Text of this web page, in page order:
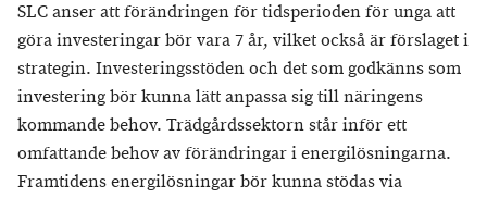
SLC anser att förändringen för tidsperioden för unga att
göra investeringar bör vara 7 år, vilket också är förslaget i
strategin. Investeringsstöden och det som godkänns som
investering bör kunna lätt anpassa sig till näringens
kommande behov. Trädgårdssektorn står inför ett
omfattande behov av förändringar i energilösningarna.
Framtidens energilösningar bör kunna stödas via